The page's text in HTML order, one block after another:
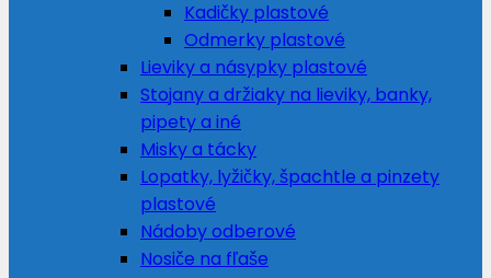
Kadičky plastové
Odmerky plastové
Lieviky a násypky plastové
Stojany a držiaky na lieviky, banky,
pipety a iné
Misky a tácky
Lopatky, lyžičky, špachtle a pinzety
plastové
Nádoby odberové
Nosiče na fľaše